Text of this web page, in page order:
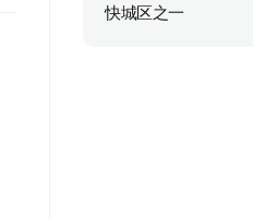
快城区之一